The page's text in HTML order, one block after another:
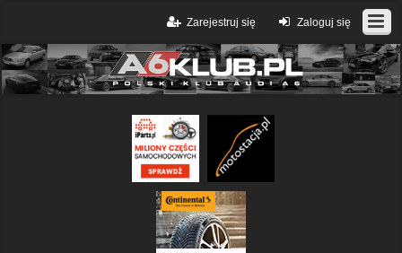
Zaloguj się
Zarejestruj się